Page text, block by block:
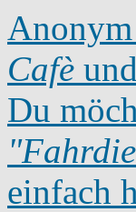
Cafè
Du
einfach